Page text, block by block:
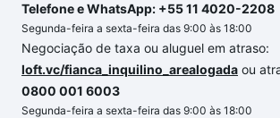
Telefone e WhatsApp: +55 11 4020-2208
Segunda-feira a sexta-feira das 9:00 às 18:00
Negociação de taxa ou aluguel em atraso:
loft.vc/fianca_inquilino_arealogada ou
0800 001 6003
Segunda-feira a sexta-feira das 9:00 às 18:00